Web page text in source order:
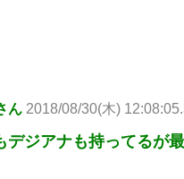
ん 2018/08/30(木)
デジアナも持ってるが